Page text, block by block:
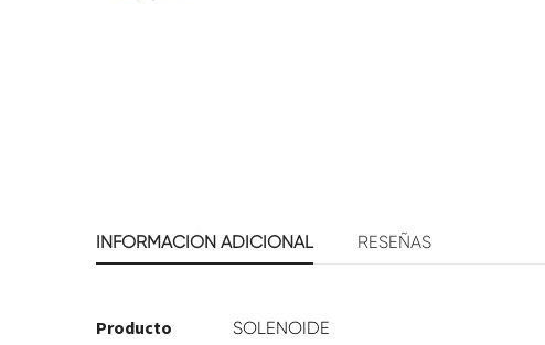
INFORMACIÓN ADICIONAL RESEÑAS
Producto SOLENOIDE